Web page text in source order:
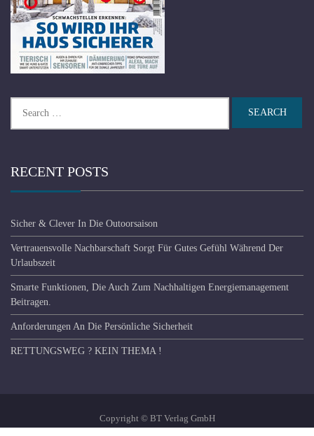
for:
RECENT POSTS
Sicher & Clever In Die Outoorsaison
Vertrauensvolle Nachbarschaft Sorgt Für Gutes Gefühl Während Der
Urlaubszeit
Smarte Funktionen, Die Auch Zum Nachhaltigen Energiemanagement
Beitragen.
Anforderungen An Die Persönliche Sicherheit
RETTUNGSWEG ? KEIN THEMA !
Copyright © BT Verlag GmbH